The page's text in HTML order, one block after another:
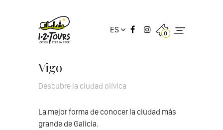
ES 0
Vigo
Descubre la ciudad olívica
La mejor forma de conocer la ciudad más
grande de Galicia.